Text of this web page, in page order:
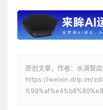
原创文章，作者：水滴智
https://weixin.drip.im/zd/